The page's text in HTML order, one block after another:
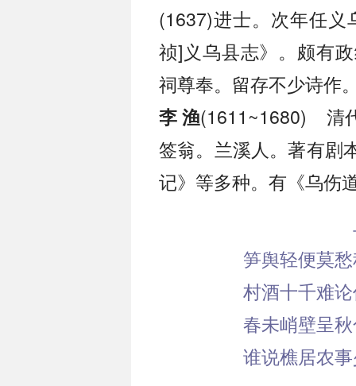
(1637)进士。次年任
祯]义乌县志》。颇有
祠尊奉。留存不少诗作
李 渔(1611~1680) 清
签翁。兰溪人。著有剧
记》等多种。有《乌伤
笋舆轻便莫
村酒十千难
春未峭壁呈
谁说樵居农